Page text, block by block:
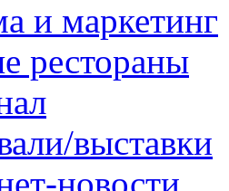
и маркетинг
рестораны
выставки